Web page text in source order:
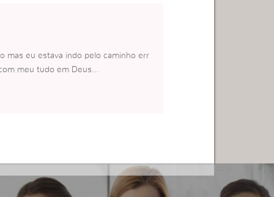
mas eu estava indo pelo caminho err
meu tudo em Deus…